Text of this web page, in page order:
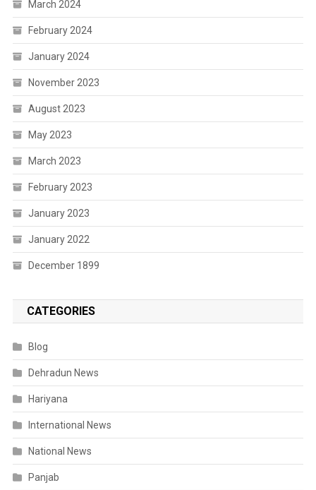
March 2024
February 2024
January 2024
November 2023
August 2023
May 2023
March 2023
February 2023
January 2023
January 2022
December 1899
CATEGORIES
Blog
Dehradun News
Hariyana
International News
National News
Panjab